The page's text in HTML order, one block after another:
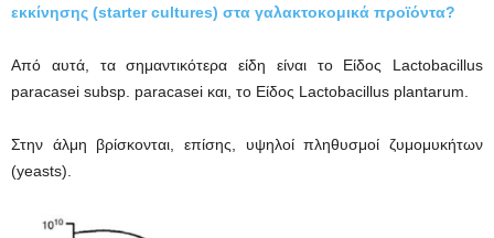
εκκίνησης (starter cultures) στα γαλακτοκομικά προϊόντα?
Από αυτά, τα σημαντικότερα είδη είναι το Είδος Lactobacillus
paracasei subsp. paracasei και, το Είδος Lactobacillus plantarum.
Στην άλμη βρίσκονται, επίσης, υψηλοί πληθυσμοί ζυμομυκήτων
(yeasts).